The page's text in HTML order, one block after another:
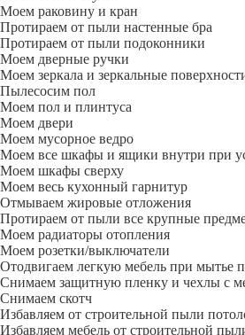
Моем раковину и кран
Протираем от пыли настенные бра
Протираем от пыли подоконники
Моем дверные ручки
Моем зеркала и зеркальные
Пылесосим пол
Моем пол и плинтуса
Моем двери
Моем мусорное ведро
Моем все шкафы и ящики внутри при
Моем шкафы сверху
Моем весь кухонный гарнитур
Отмываем жировые отложения
Протираем от пыли все крупные
Моем радиаторы отопления
Моем розетки/выключатели
Отодвигаем легкую мебель при мытье
Снимаем защитную пленку и чехлы с
Снимаем скотч
Избавляем от строительной пыли
Избавляем мебель от строительной